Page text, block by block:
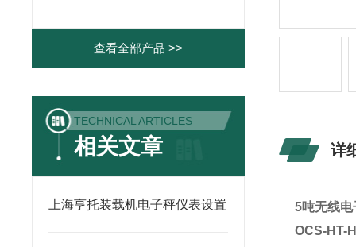
查看全部产品 >>
TECHNICAL ARTICLES
相关文章
上海亨托装载机电子秤仪表设置
详
5吨无线
OCS-HT-